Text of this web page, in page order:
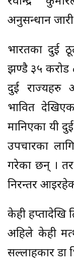
अनुसन्धान
भारतका दुई
झण्डै ३५ करोड
दुई राज्यहरु
प्रभावित
मानिएका यी
उपचारका
गरेका छन् ।
निरन्तर
केही हप्तादेखि
अहिले केही
सल्लाहकार डा